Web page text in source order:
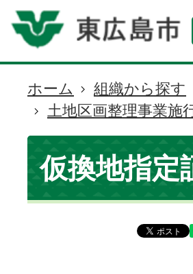
現
在
の
置
ホーム 組織から探す
土地区画整理事業施
仮換地指定